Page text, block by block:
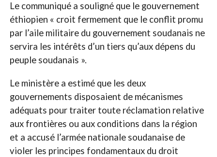
Le communiqué a souligné que le gouvernement
éthiopien « croit fermement que le conflit promu
par l’aile militaire du gouvernement soudanais ne
servira les intérêts d’un tiers qu’aux dépens du
peuple soudanais ».
Le ministère a estimé que les deux
gouvernements disposaient de mécanismes
adéquats pour traiter toute réclamation relative
aux frontières ou aux conditions dans la région
et a accusé l’armée nationale soudanaise de
violer les principes fondamentaux du droit